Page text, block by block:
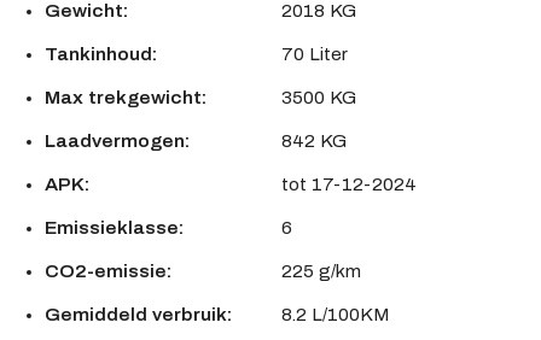
Gewicht: 2018 KG
Tankinhoud: 70 Liter
Max trekgewicht: 3500 KG
Laadvermogen: 842 KG
APK: tot 17-12-2024
Emissieklasse: 6
CO2-emissie: 225 g/km
Gemiddeld verbruik: 8.2 L/100KM